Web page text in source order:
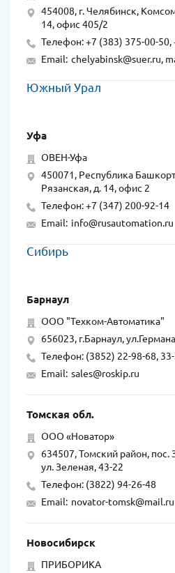
454008, г. Челябинск,
14, офис 405/2
Телефон: +7 (383) 375-00-50,
Email: chelyabinsk@suer.ru,
Южный Урал
Уфа
ОВЕН-Уфа
450071, Республика
Рязанская, д. 14, офис 2
Телефон: +7 (347) 200-92-14
Email: info@rusautomation.ru
Сибирь
Барнаул
ООО "Техком-Автоматика"
656023, г.Барнаул,
Телефон: (3852) 22-98-68,
Email: sales@roskip.ru
Томская обл.
ООО «Новатор»
634507, Томский район, пос.
ул. Зеленая, 43-22
Телефон: (3822) 94-26-48
Email: novator-tomsk@mail.ru
Новосибирск
ПРИБОРИКА